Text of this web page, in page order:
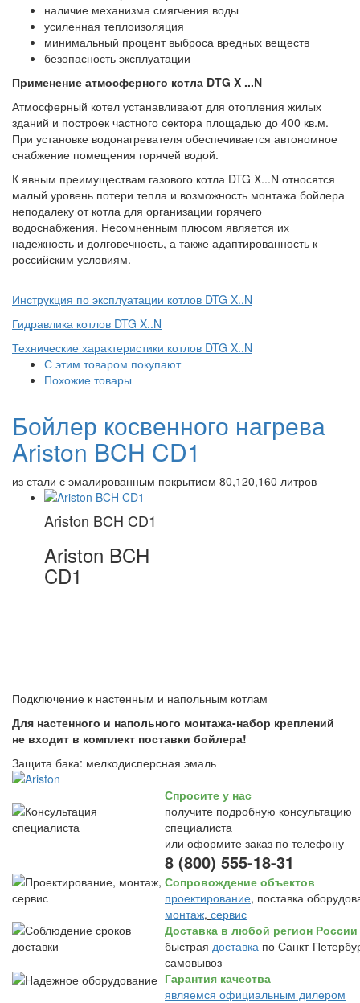
наличие механизма смягчения воды
усиленная теплоизоляция
минимальный процент выброса вредных веществ
безопасность эксплуатации
Применение атмосферного котла DTG X ...N
Атмосферный котел устанавливают для отопления жилых
зданий и построек частного сектора площадью до 400 кв.м.
При установке водонагревателя обеспечивается автономное
снабжение помещения горячей водой.
К явным преимуществам газового котла DTG X...N относятся
малый уровень потери тепла и возможность монтажа бойлера
неподалеку от котла для организации горячего
водоснабжения. Несомненным плюсом является их
надежность и долговечность, а также адаптированность к
российским условиям.
Инструкция по эксплуатации котлов DTG X..N
Гидравлика котлов DTG X..N
Технические характеристики котлов DTG X..N
С этим товаром покупают
Похожие товары
Бойлер косвенного нагрева
Ariston BCH CD1
из стали с эмалированным покрытием 80,120,160 литров
Ariston BCH CD1
Ariston BCH
CD1
Подключение к настенным и напольным котлам
Для настенного и напольного монтажа-набор креплений
не входит в комплект поставки бойлера!
Защита бака: мелкодисперсная эмаль
Спросите у нас
получите подробную консультацию
специалиста
или оформите заказ по телефону
8 (800) 555-18-31
Сопровождение объектов
проектирование, поставка
монтаж, сервис
Доставка в любой регион России
быстрая доставка по Санкт-
самовывоз
Гарантия качества
являемся официальным дилером